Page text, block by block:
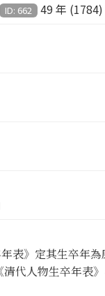
ID: 662
49 年 (1784)
年表》定其生卒年
代人物生卒年表》